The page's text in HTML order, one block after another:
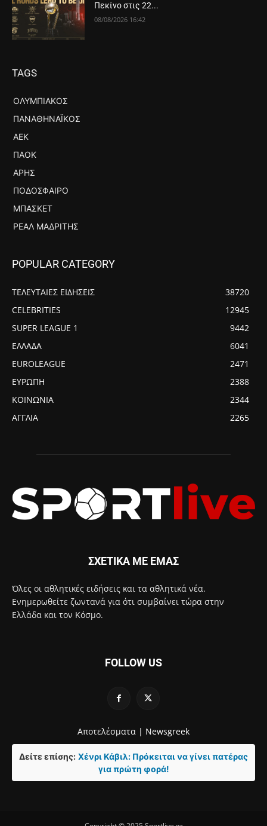
Πεκίνο στις 22...
08/08/2026 16:42
TAGS
ΟΛΥΜΠΙΑΚΌΣ
ΠΑΝΑΘΗΝΑΪΚΌΣ
ΑΕΚ
ΠΑΟΚ
ΆΡΗΣ
ΠΟΔΌΣΦΑΙΡΟ
ΜΠΆΣΚΕΤ
ΡΕΆΛ ΜΑΔΡΊΤΗΣ
POPULAR CATEGORY
ΤΕΛΕΥΤΑΙΕΣ ΕΙΔΗΣΕΙΣ
38720
CELEBRITIES
12945
SUPER LEAGUE 1
9442
ΕΛΛΑΔΑ
6041
EUROLEAGUE
2471
ΕΥΡΩΠΗ
2388
ΚΟΙΝΩΝΙΑ
2344
ΑΓΓΛΙΑ
2265
ΣΧΕΤΙΚΑ ΜΕ ΕΜΑΣ
Όλες οι αθλητικές ειδήσεις και τα αθλητικά νέα.
Ενημερωθείτε ζωντανά για ότι συμβαίνει τώρα στην
Ελλάδα και τον Κόσμο.
FOLLOW US
Αποτελέσματα | Newsgreek
Δείτε επίσης: Χένρι Κάβιλ: Πρόκειται να γίνει πατέρας
για πρώτη φορά!